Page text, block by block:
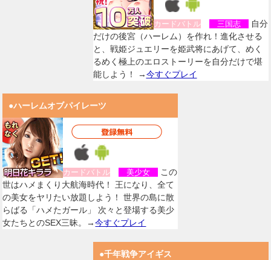
カードバトル 三国志
自分
だけの後宮（ハーレム）を作れ！進化させる
と、戦姫ジュエリーを姫武将にあげて、めく
るめく極上のエロストーリーを自分だけで堪
能しよう！ →今すぐプレイ
●ハーレムオブパイレーツ
カードバトル 美少女
この
世はハメまくり大航海時代！ 王になり、全て
の美女をヤリたい放題しよう！ 世界の島に散
らばる「ハメたガール」 次々と登場する美少
女たちとのSEX三昧。→今すぐプレイ
●千年戦争アイギス